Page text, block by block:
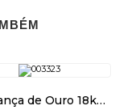
de Ouro 18k